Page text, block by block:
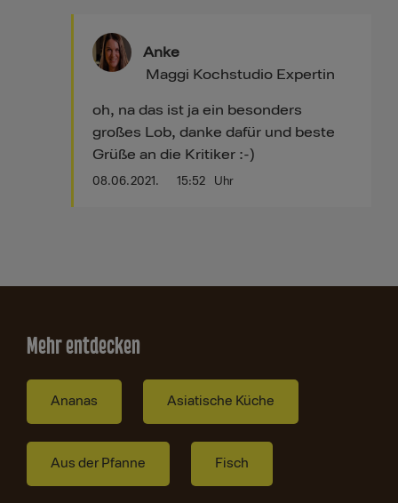
Anke
08.06.2021. 15:52 Uhr
Maggi Kochstudio Expertin
oh, na das ist ja ein besonders
großes Lob, danke dafür und beste
Grüße an die Kritiker :-)
Mehr entdecken
Ananas Asiatische Küche
Aus der Pfanne Fisch